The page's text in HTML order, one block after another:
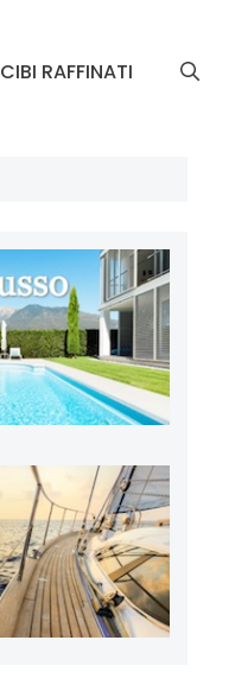
CIBI RAFFINATI